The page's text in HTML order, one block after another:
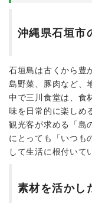
沖縄県石垣市
石垣島は古くから豊
島野菜、豚肉など、
中で三川食堂は、食
味を日常的に楽しめ
観光客が求める「島
にとっても「いつも
して生活に根付いて
素材を活かし